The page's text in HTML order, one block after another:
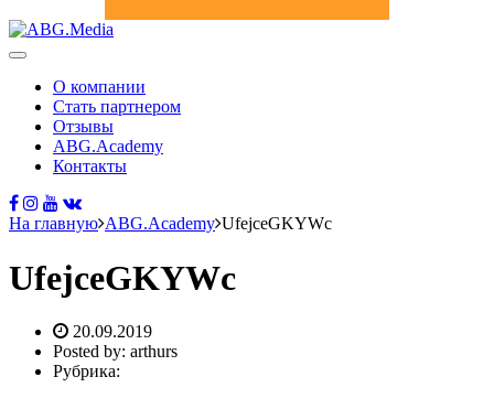
О компании
Стать партнером
Отзывы
ABG.Academy
Контакты
На главную ABG.Academy UfejceGKYWc
UfejceGKYWc
20.09.2019
Posted by: arthurs
Рубрика: